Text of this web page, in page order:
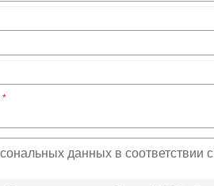
*
данных в соответствии с